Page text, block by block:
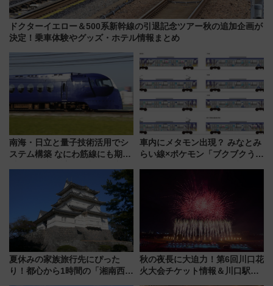
ドクターイエロー＆500系新幹線の引退記念ツアー秋の追加企画が
決定！乗車体験やグッズ・ホテル情報まとめ
南海・日立と量子技術活用でシ
ステム構築 なにわ筋線にも期待
車内にメタモン出現？ みなとみ
らい線×ポケモン「ブクブクうみ
行開始に！ この夏は直通列車で
夏休みの家族旅行先にぴった
り！都心から1時間の「湘南西エ
秋の夜長に大迫力！第6回川口花
火大会チケット情報＆川口駅か